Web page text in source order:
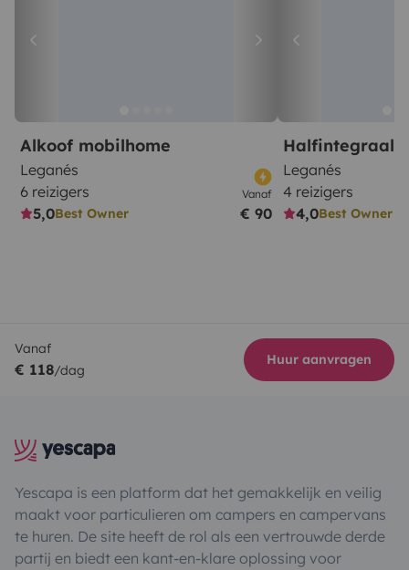
Alkoof mobilhome
Leganés
6 reizigers
5,0Best Owner
Vanaf
€ 90
Halfintegraal
Leganés
4 reizigers
4,0Best Owner
Vanaf
€ 118/dag
Huur aanvragen
Yescapa is een platform dat het gemakkelijk en veilig
maakt voor particulieren om campers en campervans
te huren. De site heeft de rol als een vertrouwde derde
partij en biedt een kant-en-klare oplossing voor